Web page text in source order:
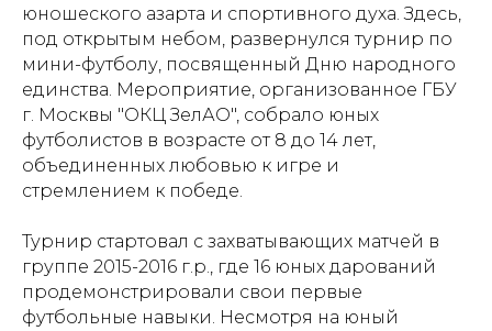
юношеского азарта и спортивного духа. Здесь,
под открытым небом, развернулся турнир по
мини-футболу, посвященный Дню народного
единства. Мероприятие, организованное ГБУ
г. Москвы "ОКЦ ЗелАО", собрало юных
футболистов в возрасте от 8 до 14 лет,
объединенных любовью к игре и
стремлением к победе.
Турнир стартовал с захватывающих матчей в
группе 2015-2016 г.р., где 16 юных дарований
продемонстрировали свои первые
футбольные навыки. Несмотря на юный